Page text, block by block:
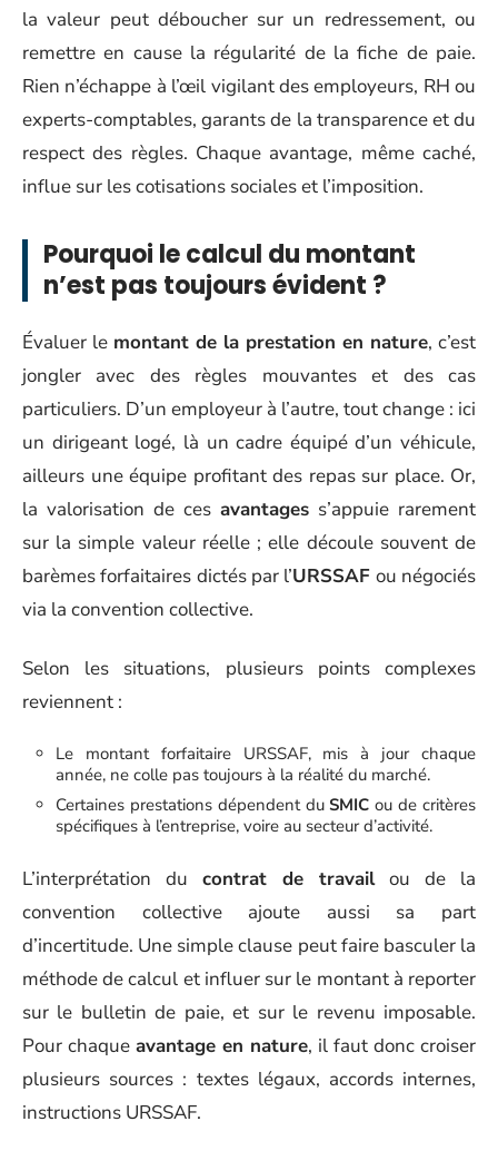
la valeur peut déboucher sur un redressement, ou
remettre en cause la régularité de la fiche de paie.
Rien n’échappe à l’œil vigilant des employeurs, RH ou
experts-comptables, garants de la transparence et du
respect des règles. Chaque avantage, même caché,
influe sur les cotisations sociales et l’imposition.
Pourquoi le calcul du montant
n’est pas toujours évident ?
Évaluer le montant de la prestation en nature, c’est
jongler avec des règles mouvantes et des cas
particuliers. D’un employeur à l’autre, tout change : ici
un dirigeant logé, là un cadre équipé d’un véhicule,
ailleurs une équipe profitant des repas sur place. Or,
la valorisation de ces avantages s’appuie rarement
sur la simple valeur réelle ; elle découle souvent de
barèmes forfaitaires dictés par l’URSSAF ou négociés
via la convention collective.
Selon les situations, plusieurs points complexes
reviennent :
Le montant forfaitaire URSSAF, mis à jour chaque
année, ne colle pas toujours à la réalité du marché.
Certaines prestations dépendent duSMIC ou de critères
spécifiques à l’entreprise, voire au secteur d’activité.
L’interprétation du contrat de travailou de la
convention collective ajoute aussi sa part
d’incertitude. Une simple clause peut faire basculer la
méthode de calcul et influer sur le montant à reporter
sur le bulletin de paie, et sur le revenu imposable.
Pour chaque avantage en nature, il faut donc croiser
plusieurs sources : textes légaux, accords internes,
instructions URSSAF.